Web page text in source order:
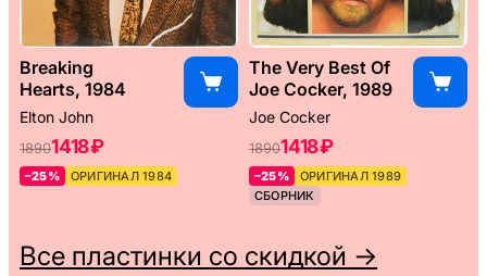
Breaking
Hearts, 1984
Elton John
18901418 ₽
–25% ОРИГИНАЛ 1984
The Very Best Of
Joe Cocker, 1989
Joe Cocker
18901418 ₽
–25%
ОРИГИНАЛ 1989
СБОРНИК
Все пластинки со скидкой →